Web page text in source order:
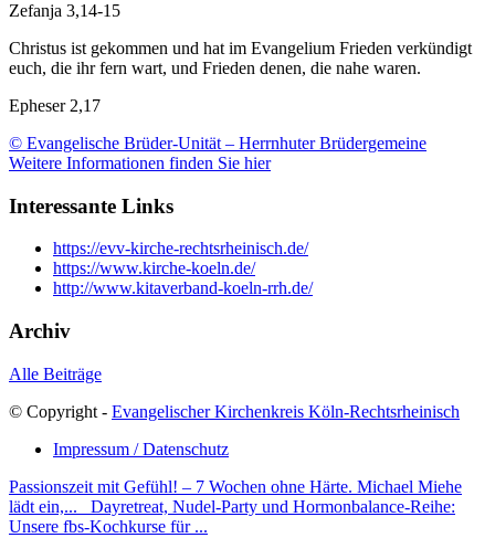
Zefanja 3,14-15
Christus ist gekommen und hat im Evangelium Frieden verkündigt
euch, die ihr fern wart, und Frieden denen, die nahe waren.
Epheser 2,17
© Evangelische Brüder-Unität – Herrnhuter Brüdergemeine
Weitere Informationen finden Sie hier
Interessante Links
https://evv-kirche-rechtsrheinisch.de/
https://www.kirche-koeln.de/
http://www.kitaverband-koeln-rrh.de/
Archiv
Alle Beiträge
© Copyright - Evangelischer Kirchenkreis Köln-Rechtsrheinisch
Impressum / Datenschutz
Passionszeit mit Gefühl! – 7 Wochen ohne Härte. Michael Miehe
lädt ein,...
Dayretreat, Nudel-Party und Hormonbalance-Reihe:
Unsere fbs-Kochkurse für ...